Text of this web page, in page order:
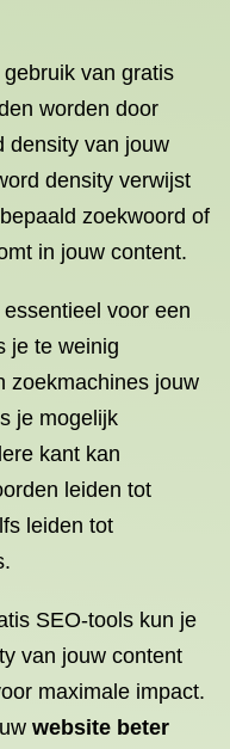
van gratis
worden door
density van jouw
density verwijst
zoekwoord of
in jouw content.
voor een
je te weinig
zoekmachines jouw
je mogelijk
kant kan
leiden tot
leiden tot
SEO-tools kun je
van jouw content
maximale impact.
website beter